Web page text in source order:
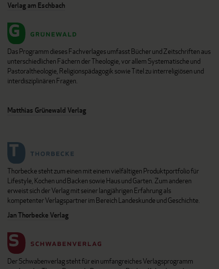
Verlag am Eschbach
Das Programm dieses Fachverlages umfasst Bücher und Zeitschriften aus
unterschiedlichen Fächern der Theologie, vor allem Systematische und
Pastoraltheologie, Religionspädagogik sowie Titel zu interreligiösen und
interdisziplinären Fragen.
Matthias Grünewald Verlag
Thorbecke steht zum einen mit einem vielfältigen Produktportfolio für
Lifestyle, Kochen und Backen sowie Haus und Garten. Zum anderen
erweist sich der Verlag mit seiner langjährigen Erfahrung als
kompetenter Verlagspartner im Bereich Landeskunde und Geschichte.
Jan Thorbecke Verlag
Der Schwabenverlag steht für ein umfangreiches Verlagsprogramm